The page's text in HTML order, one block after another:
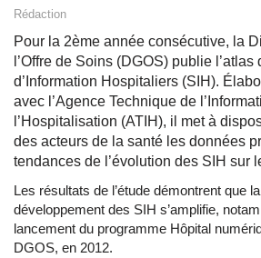
Rédaction
Pour la 2ème année consécutive, la
l’Offre de Soins (DGOS) publie
d’Information Hospitaliers (SIH).
avec l’Agence Technique de
l’Hospitalisation (ATIH), il met à
des acteurs de la santé les données
tendances de l’évolution des SIH sur
Les résultats de l’étude démontrent que
développement des SIH s’amplifie,
lancement du programme Hôpital
DGOS, en 2012.